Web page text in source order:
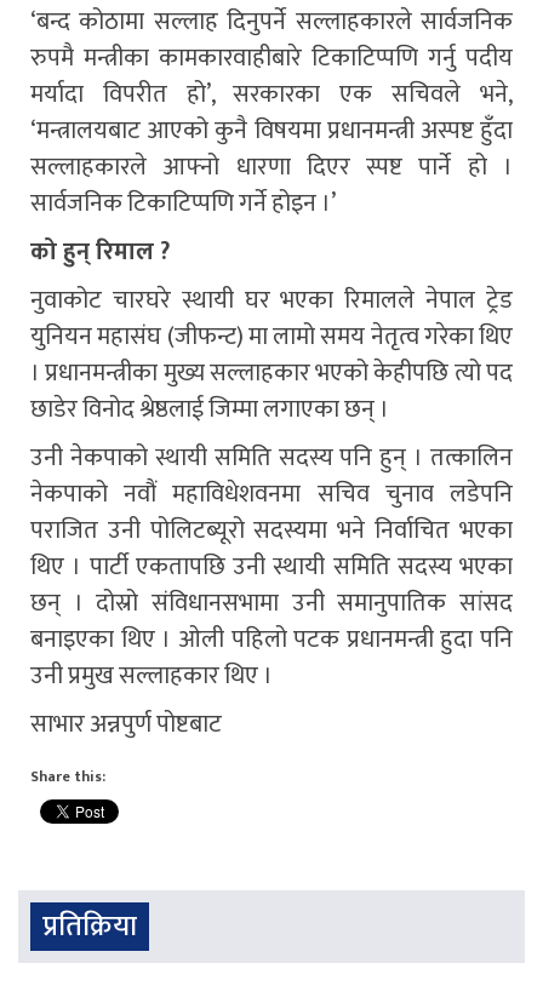
‘बन्द कोठामा सल्लाह दिनुपर्ने सल्लाहकारले सार्वजनिक
रुपमै मन्त्रीका कामकारवाहीबारे टिकाटिप्पणि गर्नु पदीय
मर्यादा विपरीत हो’, सरकारका एक सचिवले भने,
‘मन्त्रालयबाट आएको कुनै विषयमा प्रधानमन्त्री अस्पष्ट हुँदा
सल्लाहकारले आफ्नो धारणा दिएर स्पष्ट पार्ने हो ।
सार्वजनिक टिकाटिप्पणि गर्ने होइन ।’
को हुन् रिमाल ?
नुवाकोट चारघरे स्थायी घर भएका रिमालले नेपाल ट्रेड
युनियन महासंघ (जीफन्ट) मा लामो समय नेतृत्व गरेका थिए
। प्रधानमन्त्रीका मुख्य सल्लाहकार भएको केहीपछि त्यो पद
छाडेर विनोद श्रेष्ठलाई जिम्मा लगाएका छन् ।
उनी नेकपाको स्थायी समिति सदस्य पनि हुन् । तत्कालिन
नेकपाको नवौं महाविधेशवनमा सचिव चुनाव लडेपनि
पराजित उनी पोलिटब्यूरो सदस्यमा भने निर्वाचित भएका
थिए । पार्टी एकतापछि उनी स्थायी समिति सदस्य भएका
छन् । दोस्रो संविधानसभामा उनी समानुपातिक सांसद
बनाइएका थिए । ओली पहिलो पटक प्रधानमन्त्री हुदा पनि
उनी प्रमुख सल्लाहकार थिए ।
साभार अन्नपुर्ण पोष्टबाट
Share this:
प्रतिक्रिया